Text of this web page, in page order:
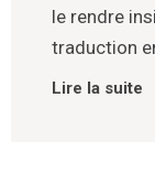
le rendre
traduction
Lire la suite